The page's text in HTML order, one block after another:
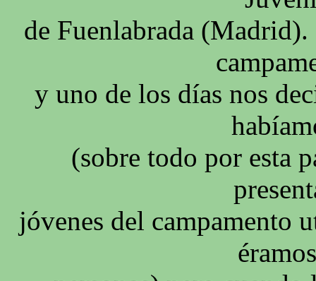
de Fuenlabrada
y uno de los días nos
(sobre todo por esta
jóvenes del campamento